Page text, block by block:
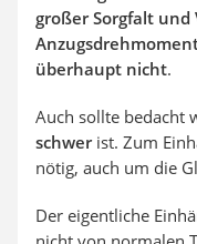
großer Sorgfalt und
überhaupt nicht.
Auch sollte bedacht
schwerist. Zum
nötig, auch um die
Der eigentliche